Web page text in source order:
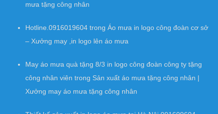
mưa tặng công nhân
Hotline.0916019604 trong Áo mưa in logo công đoàn cơ sở
– Xưởng may ,in logo lên áo mưa
May áo mưa quà tặng 8/3 in logo công đoàn công ty tặng
công nhân viên trong Sản xuất áo mưa tặng công nhân |
Xưởng may áo mưa tặng công nhân